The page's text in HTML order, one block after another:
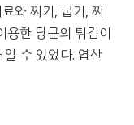
와 찌기, 굽기, 찌
용한 당근의 튀김이
수 있었다. 엽산